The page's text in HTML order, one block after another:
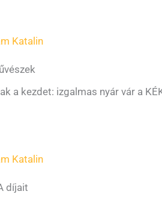
Katalin
a kezdet: izgalmas nyár vár a
Katalin
díjait